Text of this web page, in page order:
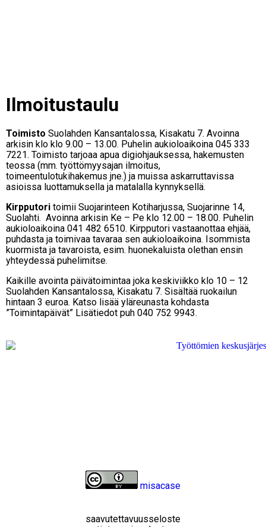
Ilmoitustaulu
Toimisto Suolahden Kansantalossa, Kisakatu 7. Avoinna
arkisin klo klo 9.00 – 13.00. Puhelin aukioloaikoina 045 333
7221. Toimisto tarjoaa apua digiohjauksessa, hakemusten
teossa (mm. työttömyysajan ilmoitus,
toimeentulotukihakemus jne.) ja muissa askarruttavissa
asioissa luottamuksella ja matalalla kynnyksellä.
Kirpputori toimii Suojarinteen Kotiharjussa, Suojarinne 14,
Suolahti. Avoinna arkisin Ke – Pe klo 12.00 – 18.00. Puhelin
aukioloaikoina 041 482 6510. Kirpputori vastaanottaa ehjää,
puhdasta ja toimivaa tavaraa sen aukioloaikoina. Isommista
kuormista ja tavaroista, esim. huonekaluista olethan ensin
yhteydessä puhelimitse.
Kaikille avointa päivätoimintaa joka keskiviikko klo 10 – 12
Suolahden Kansantalossa, Kisakatu 7. Sisältää ruokailun
hintaan 3 euroa. Katso lisää yläreunasta kohdasta
”Toimintapäivät” Lisätiedot puh 040 752 9943.
misacase
saavutettavuusseloste